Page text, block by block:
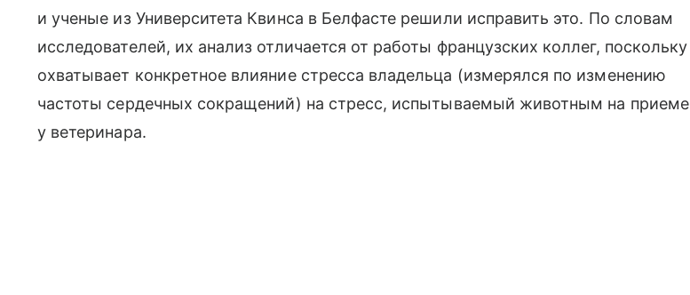
и ученые из Университета Квинса в Белфасте решили исправить это. По словам
исследователей, их анализ отличается от работы французских коллег, поскольку
охватывает конкретное влияние стресса владельца (измерялся по изменению
частоты сердечных сокращений) на стресс, испытываемый животным на приеме
у ветеринара.